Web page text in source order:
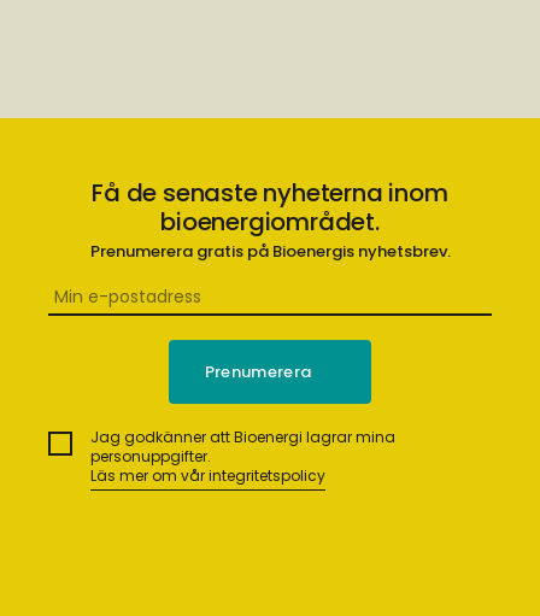
Få de senaste nyheterna inom
bioenergiområdet.
Prenumerera gratis på Bioenergis nyhetsbrev.
Jag godkänner att Bioenergi lagrar mina
personuppgifter.
Läs mer om vår integritetspolicy